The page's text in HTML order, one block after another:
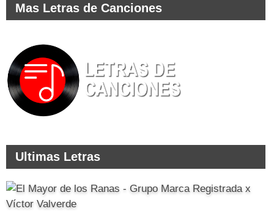
Mas Letras de Canciones
Ultimas Letras